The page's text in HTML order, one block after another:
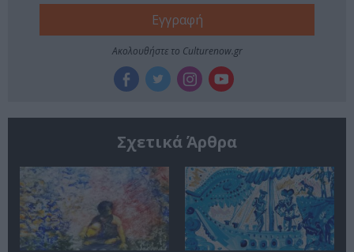
Ακολουθήστε το Culturenow.gr
Σχετικά Άρθρα